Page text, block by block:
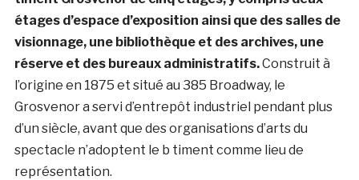
étages d’espace d’exposition ainsi que des salles de
visionnage, une bibliothèque et des archives, une
réserve et des bureaux administratifs.Construit à
l’origine en 1875 et situé au 385 Broadway, le
Grosvenor a servi d’entrepôt industriel pendant plus
d’un siècle, avant que des organisations d’arts du
spectacle n’adoptent le b timent comme lieu de
représentation.